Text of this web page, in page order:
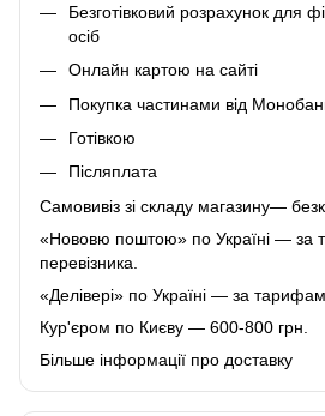
Безготівковий розрахунок для
осіб
Онлайн картою на сайті
Покупка частинами від
Готівкою
Післяплата
Самовивіз зі складу магазину—
«Нововю поштою» по Україні — за
перевізника.
«Делівері» по Україні — за
Кур'єром по Києву — 600-800 грн.
Більше інформації про доставку